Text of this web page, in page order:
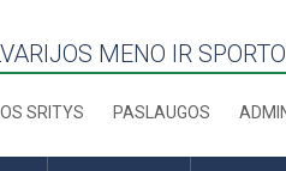
MENO IR
SRITYS PASLAUGOS